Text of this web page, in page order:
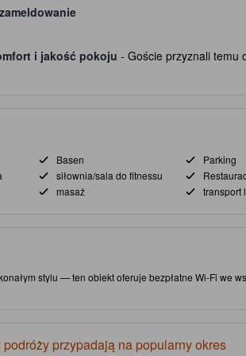
i jakość pokoju - Goście przyznali temu
Basen Parking
siłownia/sala do fitnessu
masaż transport
stylu — ten obiekt oferuje bezpłatne Wi-Fi we
obiekt zapewnia łatwy dostęp do atrakcji i
jakości, a goście mają na miejscu do dyspozycji
podróży przypadają na popularny okres